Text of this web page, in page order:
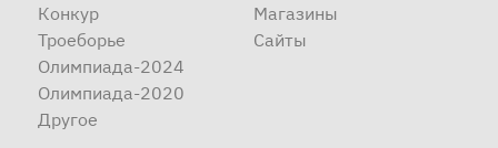
Конкур
Троеборье
Олимпиада-2024
Олимпиада-2020
Другое
Магазины
Сайты